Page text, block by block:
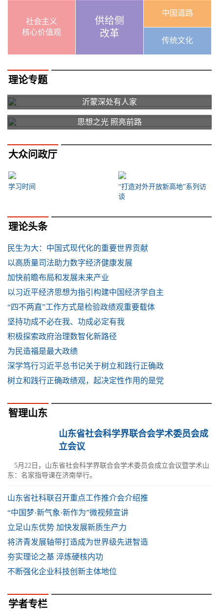
社会主义
核心价值观
供给侧
改革
中国道路
传统文化
理论专题
沂蒙深处有人家
思想之光 照亮前路
大众问政厅
学习时间
“打造对外开放新高地”系列访
谈
理论头条
民生为大：中国式现代化的重要世界贡献
以高质量司法助力数字经济健康发展
加快前瞻布局和发展未来产业
以习近平经济思想为指引构建中国经济学自主
“四不两直”工作方式是检验政绩观重要载体
坚持功成不必在我、功成必定有我
积极探索政府治理数智化新路径
为民造福是最大政绩
深学笃行习近平总书记关于树立和践行正确政
树立和践行正确政绩观，起决定性作用的是党
智理山东
山东省社会科学界联合会学术委员会成
立会议
5月22日，山东省社会科学界联合会学术委员会成立会议暨学术山
东：名家指导课在济南举行。
山东省社科联召开重点工作推介会介绍推
“中国梦·新气象·新作为”微视频宣讲
立足山东优势 加快发展新质生产力
将济青发展轴带打造成为世界级先进智造
夯实理论之基 淬炼硬核内功
不断强化企业科技创新主体地位
学者专栏